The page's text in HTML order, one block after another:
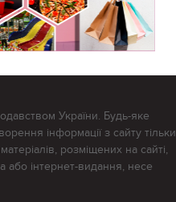
України. Будь-яке
інформації з сайту тільки
розміщених на сайті,
або інтернет-видання, несе